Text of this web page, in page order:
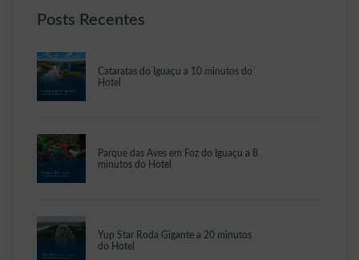
Posts Recentes
Cataratas do Iguaçu a 10 minutos do
Hotel
Parque das Aves em Foz do Iguaçu a 8
minutos do Hotel
Yup Star Roda Gigante a 20 minutos
do Hotel